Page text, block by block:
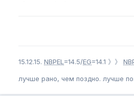
15.12.15. NBPEL =14.5/EG=14.1 》》
лучше рано, чем поздно. лучше